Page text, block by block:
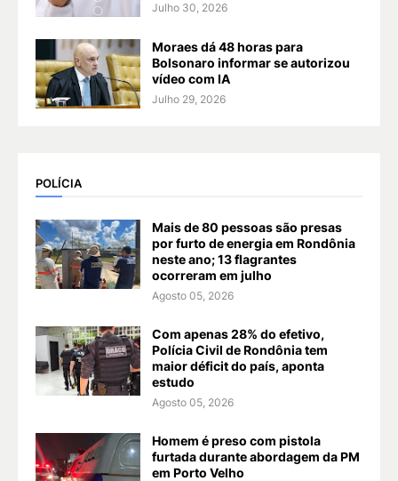
Julho 30, 2026
Moraes dá 48 horas para
Bolsonaro informar se autorizou
vídeo com IA
Julho 29, 2026
POLÍCIA
Mais de 80 pessoas são presas
por furto de energia em Rondônia
neste ano; 13 flagrantes
ocorreram em julho
Agosto 05, 2026
Com apenas 28% do efetivo,
Polícia Civil de Rondônia tem
maior déficit do país, aponta
estudo
Agosto 05, 2026
Homem é preso com pistola
furtada durante abordagem da PM
em Porto Velho